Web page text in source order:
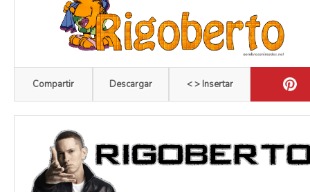
Compartir Descargar < > Insertar